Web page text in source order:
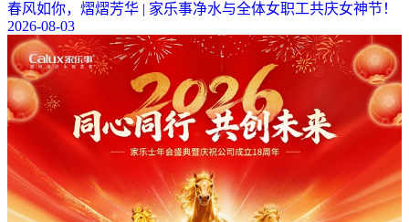
春风如你，熠熠芳华 | 家乐事净水与全体女职工共庆女神节！
2026-08-03